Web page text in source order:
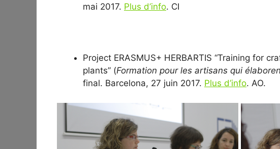
mai 2017. Plus d’info. CI
Project ERASMUS+ HERBARTIS “Training for
plants” (Formation pour les artisans qui
final. Barcelona, 27 juin 2017. Plus d’info. AO.